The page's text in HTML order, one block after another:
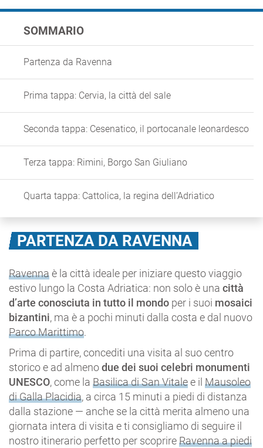
SOMMARIO
Partenza da Ravenna
Prima tappa: Cervia, la città del sale
Seconda tappa: Cesenatico, il portocanale leonardesco
Terza tappa: Rimini, Borgo San Giuliano
Quarta tappa: Cattolica, la regina dell’Adriatico
PARTENZA DA RAVENNA
Ravennaè la città ideale per iniziare questo viaggio
estivo lungo la Costa Adriatica: non solo è una città
d’arte conosciuta in tutto il mondo per i suoi mosaici
bizantini, ma è a pochi minuti dalla costa e dal nuovo
Parco Marittimo.
Prima di partire, concediti una visita al suo centro
storico e ad almenodue dei suoi celebri monumenti
UNESCO, come la Basilica di San Vitalee il Mausoleo
di Galla Placidia, a circa 15 minuti a piedi di distanza
dalla stazione — anche se la città merita almeno una
giornata intera di visita e ti consigliamo di seguire il
nostro itinerario perfetto per scoprireRavennaa piedi